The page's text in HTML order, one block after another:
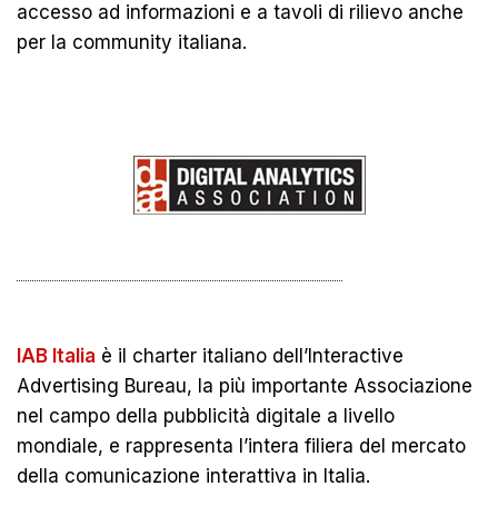
accesso ad informazioni e a tavoli di rilievo anche
per la community italiana.
IAB Italia è il charter italiano dell’Interactive
Advertising Bureau, la più importante Associazione
nel campo della pubblicità digitale a livello
mondiale, e rappresenta l’intera filiera del mercato
della comunicazione interattiva in Italia.